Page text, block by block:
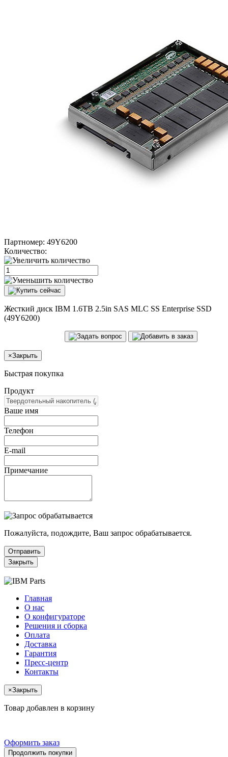
Партномер: 49Y6200
Количество:
Жесткий диск IBM 1.6TB 2.5in SAS MLC SS Enterprise SSD
(49Y6200)
×Закрыть
Быстрая покупка
Продукт
Ваше имя
Телефон
E-mail
Примечание
Пожалуйста, подождите, Ваш запрос обрабатывается.
Отправить
Закрыть
Главная
О нас
О конфигураторе
Решения и сборка
Оплата
Доставка
Гарантия
Пресс-центр
Контакты
×Закрыть
Товар добавлен в корзину
Оформить заказ
Продолжить покупки